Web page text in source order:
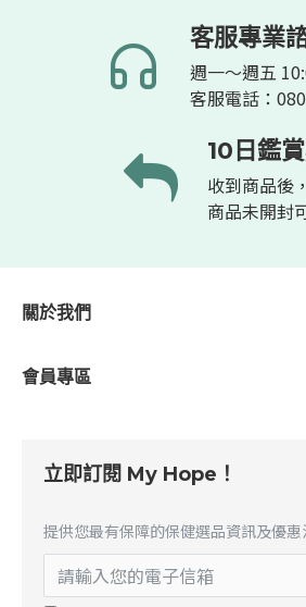
客服專業
週一～週五
客服電話：
10日鑑
收到商品後
商品未開封
關於我們
會員專區
立即訂閱 My Hope！
提供您最有保障的保健選品資訊及優